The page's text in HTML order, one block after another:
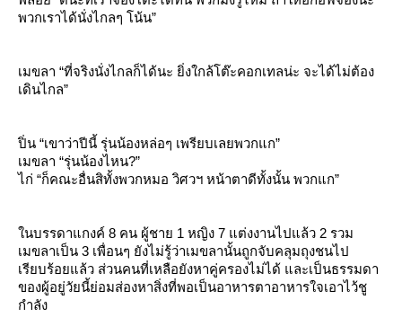
พวกเราได้นั่งไกลๆ โน้น”
เมขลา “ที่จริงนั่งไกลก็ได้นะ ยิ่งใกล้โต๊ะคอกเทลน่ะ จะได้ไม่ต้อง
เดินไกล”
ปิ่น “เขาว่าปีนี้ รุ่นน้องหล่อๆ เพรียบเลยพวกแก”
เมขลา “รุ่นน้องไหน?”
ไก่ “ก็คณะอื่นสิทั้งพวกหมอ วิศวฯ หน้าตาดีทั้งนั้น พวกแก”
นบรรดาแกงค์ 8 คน ผู้ชาย 1 หญิง 7 แต่งงานไปแล้ว 2 รวม
เมขลาเป็น 3 เพื่อนๆ ยังไม่รู้ว่าเมขลานั้นถูกจับคลุมถุงชนไป
เรียบร้อยแล้ว ส่วนคนที่เหลือยังหาคู่ครองไม่ได้ และเป็นธรรมดา
ของผู้อยู่วัยนี้ย่อมส่องหาสิ่งที่พอเป็นอาหารตาอาหารใจเอาไว้ชู
กำลัง